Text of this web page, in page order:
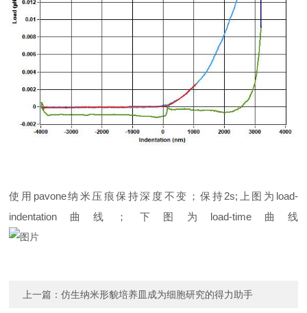
使用pavone纳米压痕保持深度不变；保持2s;上图为load-
indentation曲线；下图为load-time曲线
上一篇：仿生纳米形貌培养皿成为细胞研究的得力助手